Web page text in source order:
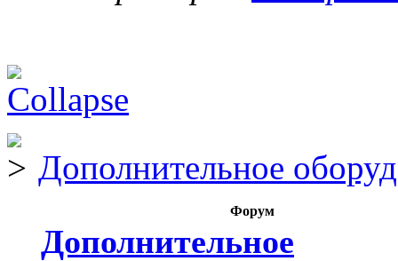
Дополнительное
Форум
Дополнительное